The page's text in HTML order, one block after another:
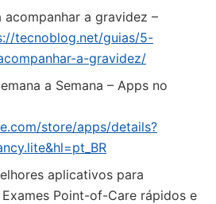
a gravidez –
tecnoblog.net/guias/5-
a-gravidez/
a Semana – Apps no
store/apps/details?
aplicativos para
Point-of-Care rápidos e